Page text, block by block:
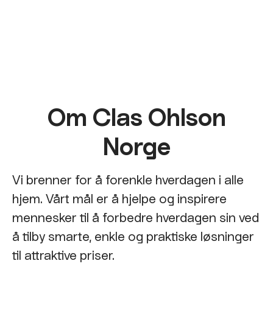
Om Clas Ohlson
Norge
Vi brenner for å forenkle hverdagen i alle
hjem. Vårt mål er å hjelpe og inspirere
mennesker til å forbedre hverdagen sin ved
å tilby smarte, enkle og praktiske løsninger
til attraktive priser.